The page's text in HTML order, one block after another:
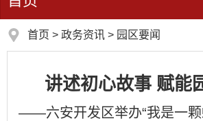
首页 > 政务资讯 > 园区要闻
讲述初心故事 赋能
——六安开发区举办“我是一颗